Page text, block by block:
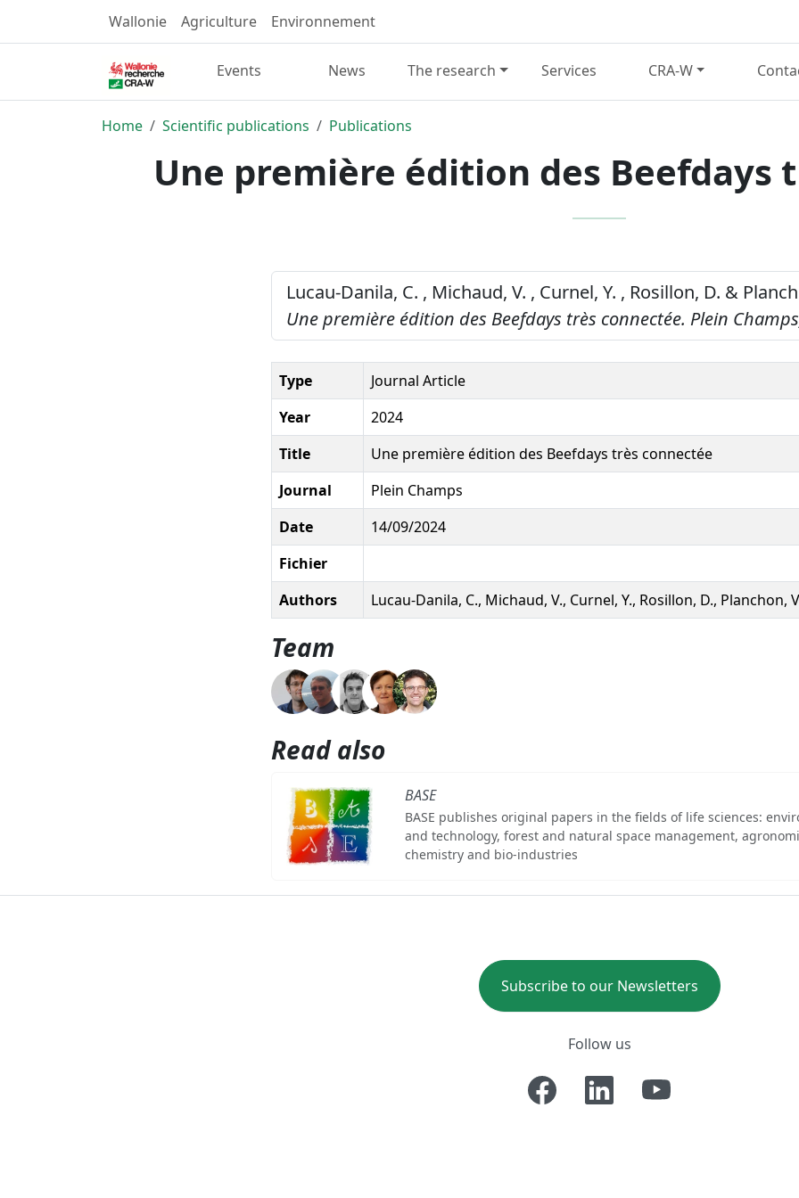
Wallonie Agriculture Environnement
Events News The research Services CRA-W
Home Scientific publications Publications
Une première édition des Beefdays
Lucau-Danila, C. , Michaud, V. , Curnel, Y. , Rosillon, D. &
Une première édition des Beefdays très connectée. Plein
Type
Journal Article
Year
2024
Title
Une première édition des Beefdays très connectée
Journal
Plein Champs
Date
14/09/2024
Fichier
Authors
Lucau-Danila, C., Michaud, V., Curnel, Y., Rosillon, D., Planchon,
Team
Read also
BASE
BASE publishes original papers in the fields of life sciences:
and technology, forest and natural space management,
chemistry and bio-industries
Subscribe to our Newsletters
Follow us